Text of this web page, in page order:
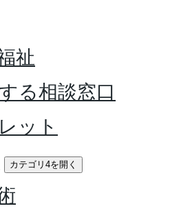
祉
る相談窓口
ット
カテゴリ4を開く